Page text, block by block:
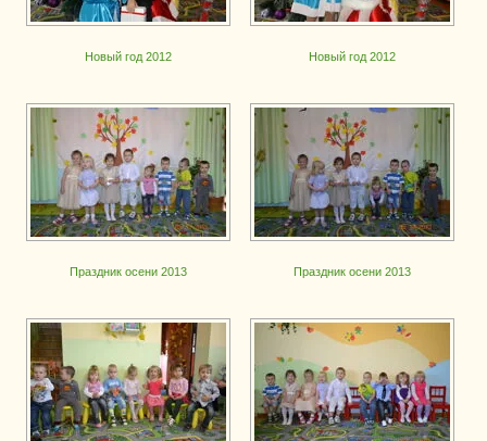
Новый год 2012 Новый год 2012
Праздник осени 2013 Праздник осени 2013